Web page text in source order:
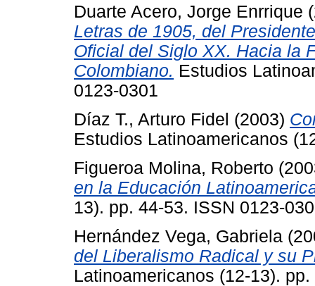
Duarte Acero, Jorge Enrrique
Letras de 1905, del
Oficial del Siglo XX. Hacia la
Colombiano. Estudios
0123-0301
Díaz T., Arturo Fidel (2003)
Estudios Latinoamericanos
Figueroa Molina, Roberto
en la Educación
13). pp. 44-53. ISSN 0123-
Hernández Vega, Gabriela
del Liberalismo Radical y su
Latinoamericanos (12-13).